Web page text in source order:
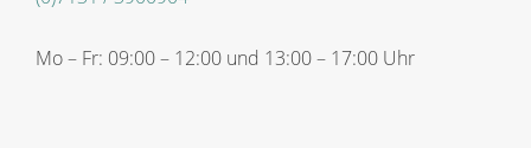
Mo – Fr: 09:00 – 12:00 und 13:00 – 17:00 Uhr